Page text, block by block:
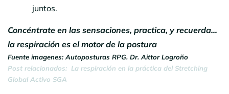
juntos.
Concéntrate en las sensaciones, practica, y recuerda…
la respiración es el motor de la postura
Fuente imagenes: Autoposturas RPG. Dr. Aittor Logroño
Post relacionados: La respiración en la práctica del Stretching
Global Activo SGA